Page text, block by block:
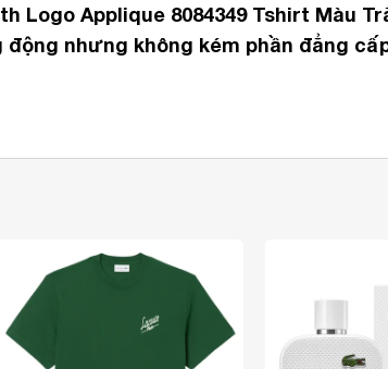
Logo Applique 8084349 Tshirt Màu
nhưng không kém phần đẳng